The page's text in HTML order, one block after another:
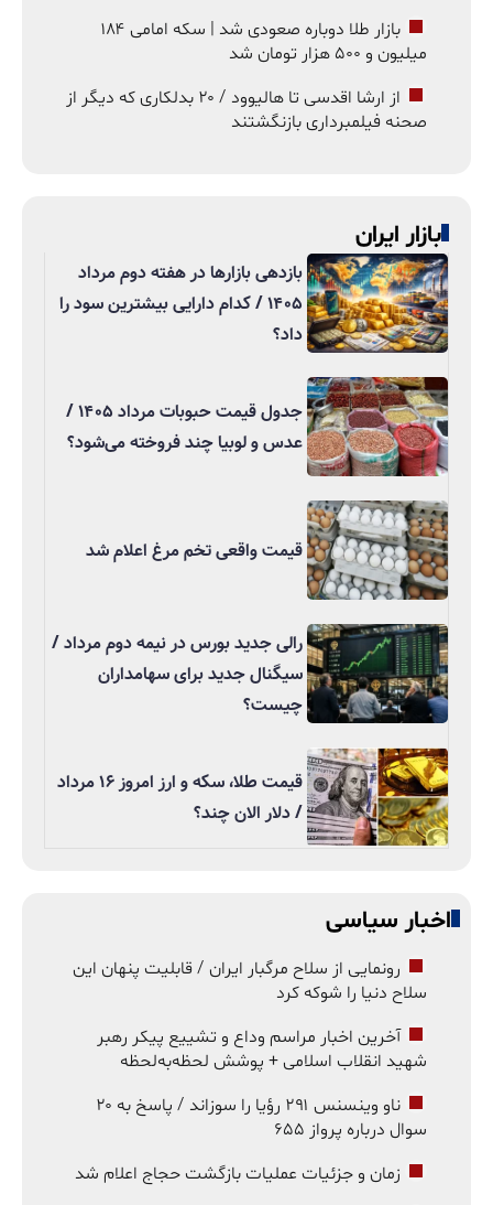
بازار طلا دوباره صعودی شد | سکه امامی ۱۸۴
میلیون و ۵۰۰ هزار تومان شد
از ارشا اقدسی تا هالیوود / ۲۰ بدلکاری که دیگر از
صحنه فیلمبرداری بازنگشتند
بازار ایران
بازدهی بازارها در هفته دوم مرداد
۱۴۰۵ / کدام دارایی بیشترین سود را
داد؟
جدول قیمت حبوبات مرداد ۱۴۰۵ /
عدس و لوبیا چند فروخته می‌شود؟
قیمت واقعی تخم مرغ اعلام شد
رالی جدید بورس در نیمه دوم مرداد /
سیگنال جدید برای سهامداران
چیست؟
قیمت طلا، سکه و ارز امروز ۱۶ مرداد
/ دلار الان چند؟
اخبار سیاسی
رونمایی از سلاح مرگبار ایران / قابلیت پنهان این
سلاح دنیا را شوکه کرد
آخرین اخبار مراسم وداع و تشییع پیکر رهبر
شهید انقلاب اسلامی + پوشش لحظه‌به‌لحظه
ناو وینسنس ۲۹۱ رؤیا را سوزاند / پاسخ به ۲۰
سوال درباره پرواز ۶۵۵
زمان و جزئیات عملیات بازگشت حجاج اعلام شد